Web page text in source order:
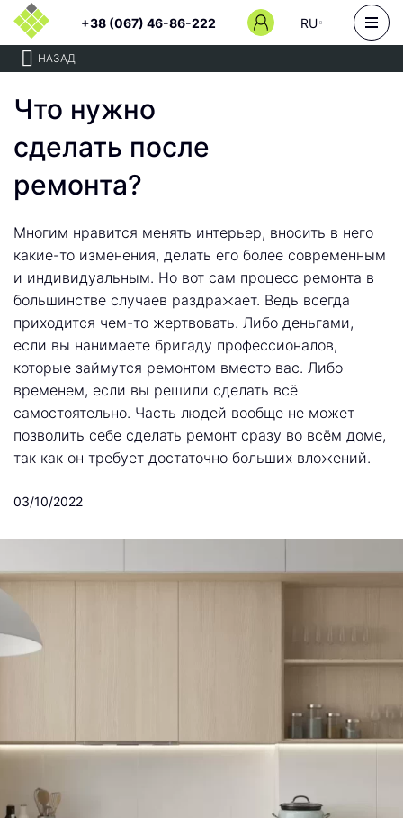
+38 (067) 46-86-222 RU
НАЗАД
Что нужно
сделать после
ремонта?
Многим нравится менять интерьер, вносить в него
какие-то изменения, делать его более современным
и индивидуальным. Но вот сам процесс ремонта в
большинстве случаев раздражает. Ведь всегда
приходится чем-то жертвовать. Либо деньгами,
если вы нанимаете бригаду профессионалов,
которые займутся ремонтом вместо вас. Либо
временем, если вы решили сделать всё
самостоятельно. Часть людей вообще не может
позволить себе сделать ремонт сразу во всём доме,
так как он требует достаточно больших вложений.
03/10/2022